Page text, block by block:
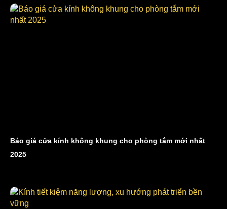
Báo giá cửa kính không khung cho phòng tắm mới nhất
2025